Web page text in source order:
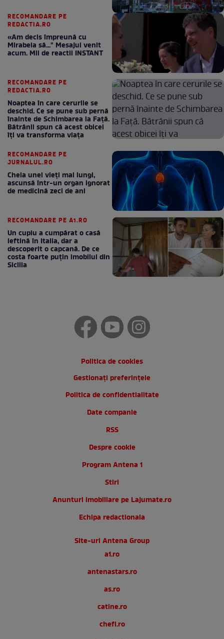
RECOMANDARE PE
REDACTIA.RO
«Am decis împreună cu
Mirabela să..." Mesajul venit
acum. Mii de reactii INSTANT
RECOMANDARE PE
REDACTIA.RO
Noaptea în care cerurile se
deschid. Ce se pune sub pernă
înainte de Schimbarea la Față.
Bătrânii spun că acest obicei
îți va transforma viața
RECOMANDARE PE
JURNALUL.RO
Cheia unei vieți mai lungi,
ascunsă într-un organ ignorat
de medicină zeci de ani
RECOMANDARE PE A1.RO
Un cuplu a cumpărat o casă
ieftină în Italia, dar a
descoperit o capcană. De ce
costa foarte puțin imobilul din
Sicilia
Politica de cookies
Gestionați preferințele
Politica de confidentialitate
Date companie
RSS
Despre cookie
Program Antena 1
Stiri
Anunturi imobiliare pe Lajumate.ro
Echipa redactionala
Site-uri Antena Group
a1.ro
antenastars.ro
as.ro
catine.ro
chefi.ro